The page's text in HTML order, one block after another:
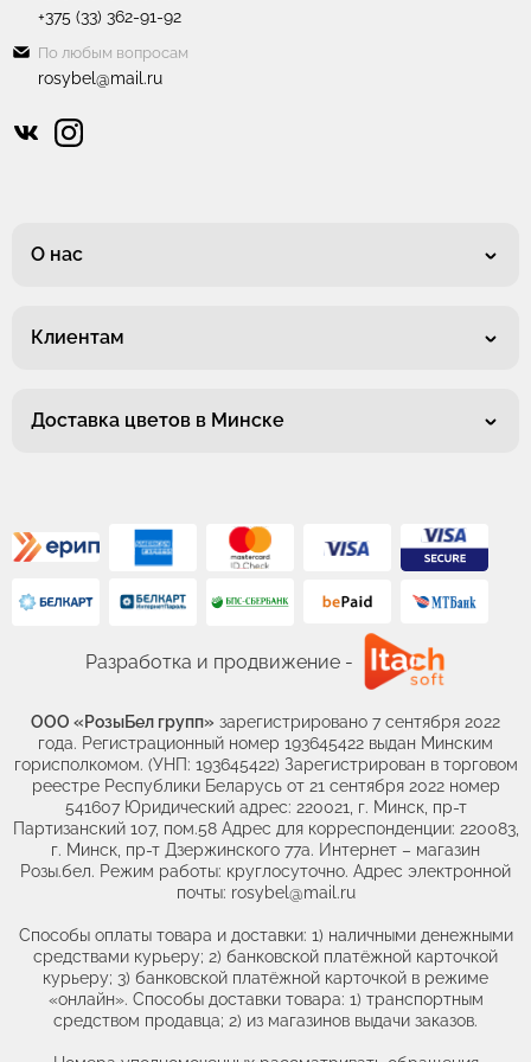
+375 (33) 362-91-92
По любым вопросам
rosybel@mail.ru
О нас
Клиентам
Доставка цветов в Минске
Разработка и продвижение -
ООО «РозыБел групп» зарегистрировано 7 сентября 2022
года. Регистрационный номер 193645422 выдан Минским
горисполкомом. (УНП: 193645422) Зарегистрирован в торговом
реестре Республики Беларусь от 21 сентября 2022 номер
541607 Юридический адрес: 220021, г. Минск, пр-т
Партизанский 107, пом.58 Адрес для корреспонденции: 220083,
г. Минск, пр-т Дзержинского 77а. Интернет – магазин
Розы.бел. Режим работы: круглосуточно. Адрес электронной
почты: rosybel@mail.ru
Способы оплаты товара и доставки: 1) наличными денежными
средствами курьеру; 2) банковской платёжной карточкой
курьеру; 3) банковской платёжной карточкой в режиме
«онлайн». Способы доставки товара: 1) транспортным
средством продавца; 2) из магазинов выдачи заказов.